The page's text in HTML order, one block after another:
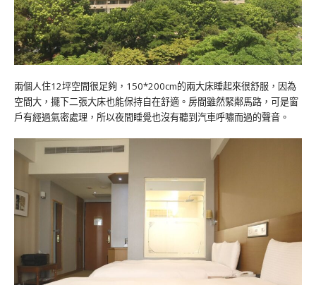
兩個人住12坪空間很足夠，150*200cm的兩大床睡起來很舒服，因為
空間大，擺下二張大床也能保持自在舒適。房間雖然緊鄰馬路，可是窗
戶有經過氣密處理，所以夜間睡覺也沒有聽到汽車呼嘯而過的聲音。